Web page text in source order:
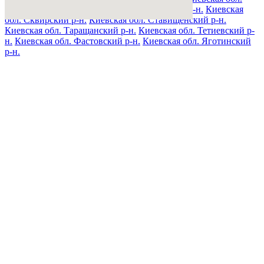
Киевская обл. Ракитнянский р-н. Киевская
обл. Сквирский р-н. Киевская обл. Ставищенский р-н.
Киевская обл. Таращанский р-н. Киевская обл. Тетиевский р-
н. Киевская обл. Фастовский р-н. Киевская обл. Яготинский
р-н.